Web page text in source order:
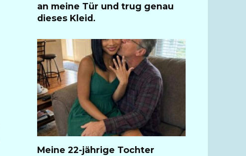
an meine Tür und trug genau
dieses Kleid.
Meine 22-jährige Tochter